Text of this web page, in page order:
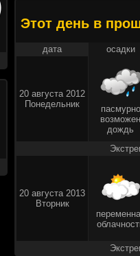
Этот день в
дата осадки
20 августа 2012
Понедельник
пасмурно
возможен
дождь
20 августа 2013
Вторник